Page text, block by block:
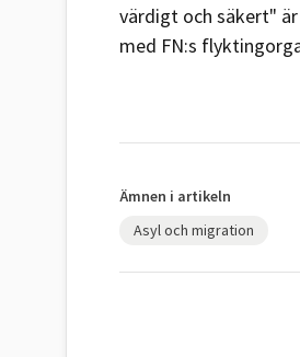
värdigt och säkert"
med FN:s
Ämnen i artikeln
Asyl och migration